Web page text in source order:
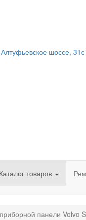
шоссе,
Каталог товаров
панели Volvo